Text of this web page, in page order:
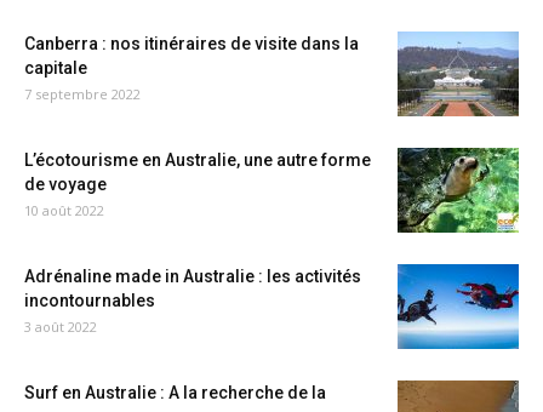
Canberra : nos itinéraires de visite dans la
capitale
7 septembre 2022
L’écotourisme en Australie, une autre forme
de voyage
10 août 2022
Adrénaline made in Australie : les activités
incontournables
3 août 2022
Surf en Australie : A la recherche de la